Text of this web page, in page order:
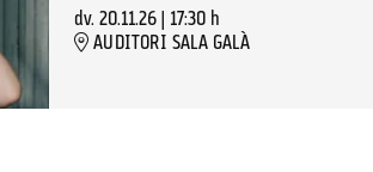
dv. 20.11.26| 17:30 h
AUDITORI SALA GALÀ